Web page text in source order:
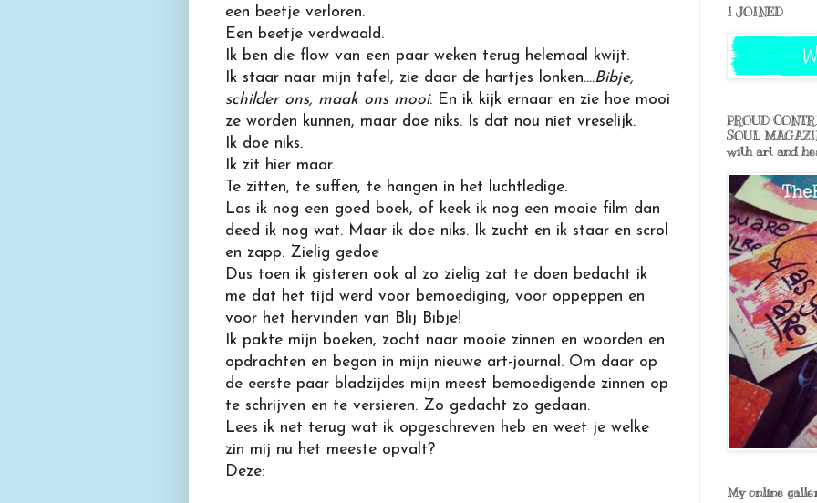
een beetje verloren.
Een beetje verdwaald.
Ik ben die flow van een paar weken terug helemaal kwijt.
Ik staar naar mijn tafel, zie daar de hartjes lonken....Bibje,
schilder ons, maak ons mooi. En ik kijk ernaar en zie hoe mooi
ze worden kunnen, maar doe niks. Is dat nou niet vreselijk.
Ik doe niks.
Ik zit hier maar.
Te zitten, te suffen, te hangen in het luchtledige.
Las ik nog een goed boek, of keek ik nog een mooie film dan
deed ik nog wat. Maar ik doe niks. Ik zucht en ik staar en scrol
en zapp. Zielig gedoe
Dus toen ik gisteren ook al zo zielig zat te doen bedacht ik
me dat het tijd werd voor bemoediging, voor oppeppen en
voor het hervinden van Blij Bibje!
Ik pakte mijn boeken, zocht naar mooie zinnen en woorden en
opdrachten en begon in mijn nieuwe art-journal. Om daar op
de eerste paar bladzijdes mijn meest bemoedigende zinnen op
te schrijven en te versieren. Zo gedacht zo gedaan.
Lees ik net terug wat ik opgeschreven heb en weet je welke
zin mij nu het meeste opvalt?
Deze:
I JOINED
PROUD
SOUL
with art and
My online